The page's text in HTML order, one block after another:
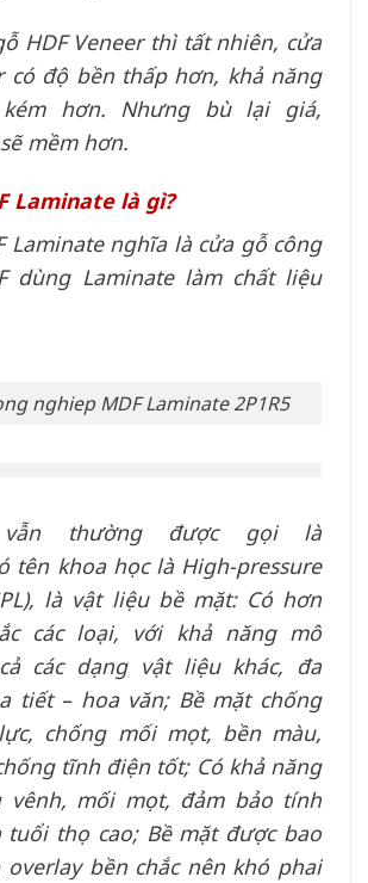
HDF Veneer thì tất nhiên, cửa
có độ bền thấp hơn, khả năng
hơn. Nhưng bù lại giá,
mềm hơn.
Laminate là gì?
Laminate nghĩa là cửa gỗ công
dùng Laminate làm chất liệu
nghiep MDF Laminate 2P1R5
vẫn thường được gọi là
tên khoa học là High-pressure
là vật liệu bề mặt: Có hơn
các loại, với khả năng mô
các dạng vật liệu khác, đa
tiết – hoa văn; Bề mặt chống
chống mối mọt, bền màu,
tĩnh điện tốt; Có khả năng
vênh, mối mọt, đảm bảo tính
tuổi thọ cao; Bề mặt được bao
bền chắc nên khó phai